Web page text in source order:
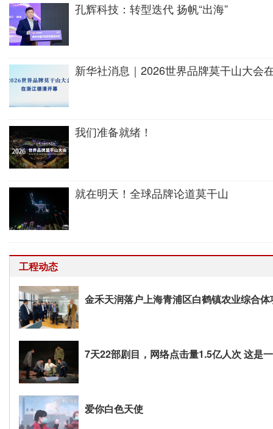
孔辉科技：转型迭代 扬帆“出海”
新华社消息｜2026世界品牌莫干山大会
我们准备就绪！
就在明天！全球品牌论道莫干山
工程动态
金禾天润落户上海青浦区白鹤镇农业综合体
7天22部剧目，网络点击量1.5亿人次 这是
爱你白色天使